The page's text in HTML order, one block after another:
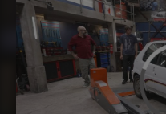
stracciati